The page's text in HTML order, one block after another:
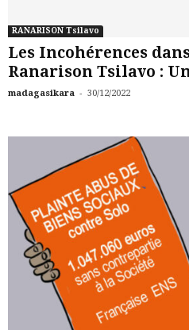
RANARISON Tsilavo
Les Incohérences
Ranarison Tsilavo :
madagasikara - 30/12/2022